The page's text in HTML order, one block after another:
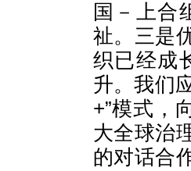
国－上合
祉。三是
织已经成
升。我们
+”模式，
大全球治
的对话合